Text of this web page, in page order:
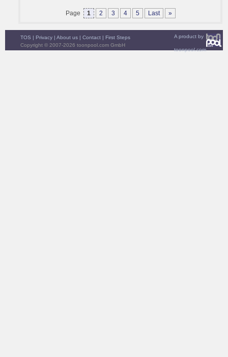
Page 1 2 3 4 5 Last »
A product by
toonpool.com
TOS | Privacy | About us | Contact | First Steps
Copyright © 2007-2026 toonpool.com GmbH